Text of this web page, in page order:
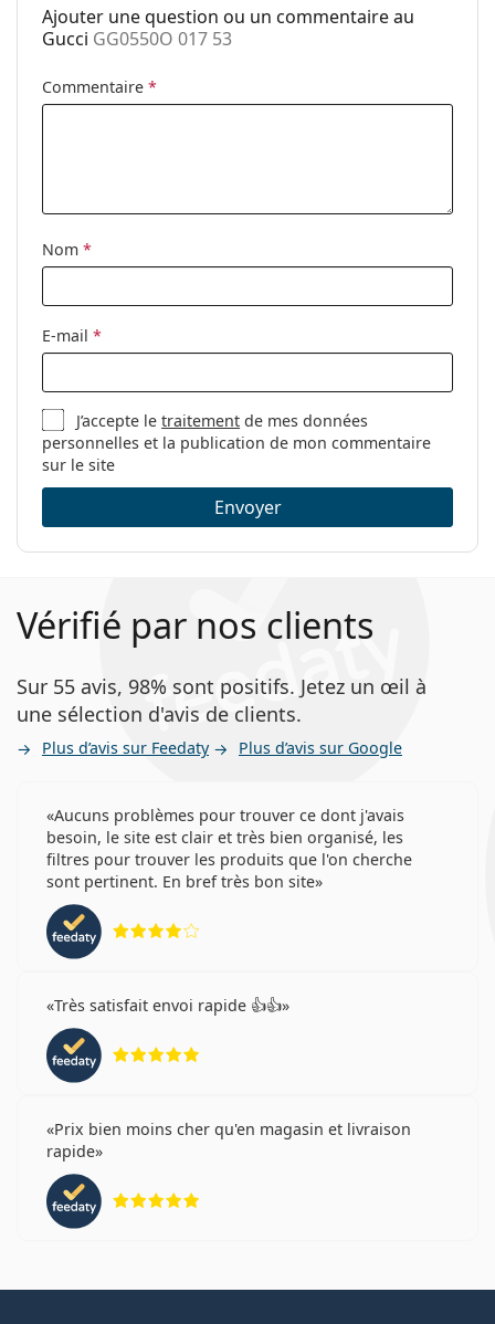
nez ajustables:
ressort:
nettoyage:
Sexe:
Catégorie:
Marque:
Gucci
Code:
GG0550O 017 53
Ajouter une question ou un commentaire au
Gucci GG0550O 017 53
Commentaire *
Nom *
E-mail *
J’accepte letraitement de mes données
personnelles et la publication de mon commentaire
sur le site
Envoyer
Vérifié par nos clients
Sur 55 avis, 98% sont positifs. Jetez un œil à
une sélection d'avis de clients.
Plus d’avis sur Feedaty Plus d’avis sur Google
Aucuns problèmes pour trouver ce dont j'avais
besoin, le site est clair et très bien organisé, les
filtres pour trouver les produits que l'on cherche
sont pertinent. En bref très bon site
Très satisfait envoi rapide 👍👍
Prix bien moins cher qu'en magasin et livraison
rapide